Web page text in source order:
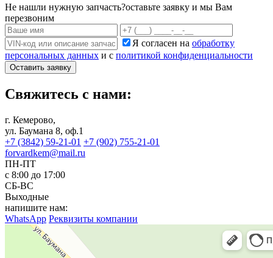
Не нашли нужную запчасть?оставьте заявку и мы Вам
перезвоним
Я согласен на обработку
персональных данных и с политикой конфиденциальности
Оставить заявку
Свяжитесь с нами:
г. Кемерово,
ул. Баумана 8, оф.1
+7 (3842) 59-21-01 +7 (902) 755-21-01
forvardkem@mail.ru
ПН-ПТ
с 8:00 до 17:00
СБ-ВС
Выходные
напишите нам:
WhatsApp Реквизиты компании